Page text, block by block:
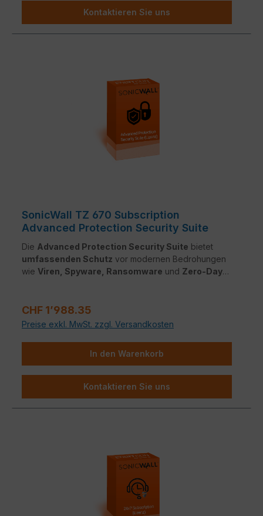
Kontaktieren Sie uns
SonicWall TZ 670 Subscription
Advanced Protection Security Suite
Die Advanced Protection Security Suite bietet
umfassenden Schutz vor modernen Bedrohungen
wie Viren, Spyware, Ransomware und Zero-Day-
Content Filtering
ganzheitliche Netzwerksicherheit.
Regulärer Preis:
CHF 1’988.35
Preise exkl. MwSt. zzgl. Versandkosten
In den Warenkorb
Kontaktieren Sie uns